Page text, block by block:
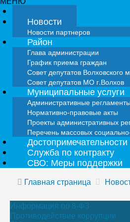
Новости
Новости партнеров
Район
Глава администрации
График приема граждан
Совет депутатов Волховского
Совет депутатов МО г.Волхов
Муниципальные услуги
Административные регламенты
Нормативно-правовые акты
Проекты административных
Перечень массовых
Достопримечательности
Служба по контракту
СВО: Меры поддержки
Главная страница
Информация по 8-ФЗ
Противодействие коррупции